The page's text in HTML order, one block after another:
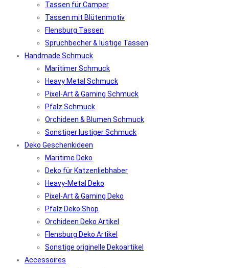
Tassen für Camper
Tassen mit Blütenmotiv
Flensburg Tassen
Spruchbecher & lustige Tassen
Handmade Schmuck
Maritimer Schmuck
Heavy Metal Schmuck
Pixel-Art & Gaming Schmuck
Pfalz Schmuck
Orchideen & Blumen Schmuck
Sonstiger lustiger Schmuck
Deko Geschenkideen
Maritime Deko
Deko für Katzenliebhaber
Heavy-Metal Deko
Pixel-Art & Gaming Deko
Pfalz Deko Shop
Orchideen Deko Artikel
Flensburg Deko Artikel
Sonstige originelle Dekoartikel
Accessoires